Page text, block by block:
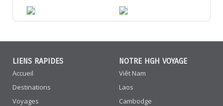
LIENS RAPIDES
Accueil
Destinations
Voyages
NOTRE HGH VOYAGE
Viêt Nam
Laos
Cambodge